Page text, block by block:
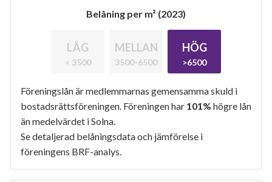
Belåning per m² (2023)
LÅG
< 3500
MELLAN
3500-6500
HÖG
>6500
Föreningslån är medlemmarnas gemensamma skuld i
bostadsrättsföreningen. Föreningen har 101% högre lån
än medelvärdet i Solna.
Se detaljerad belåningsdata och jämförelse i
föreningens BRF-analys.